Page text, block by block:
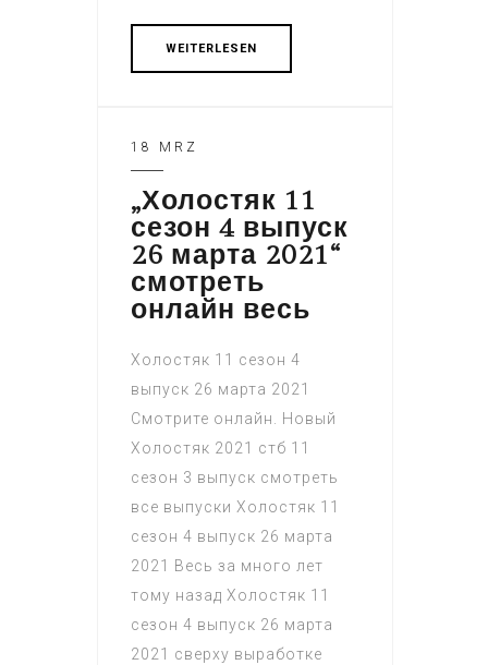
WEITERLESEN
18 MRZ
„Холостяк 11
сезон 4 выпуск
26 марта 2021“
смотреть
онлайн весь
Холостяк 11 сезон 4
выпуск 26 марта 2021
Смотрите онлайн. Новый
Холостяк 2021 стб 11
сезон 3 выпуск смотреть
все выпуски Холостяк 11
сезон 4 выпуск 26 марта
2021 Весь за много лет
тому назад Холостяк 11
сезон 4 выпуск 26 марта
2021 сверху выработке